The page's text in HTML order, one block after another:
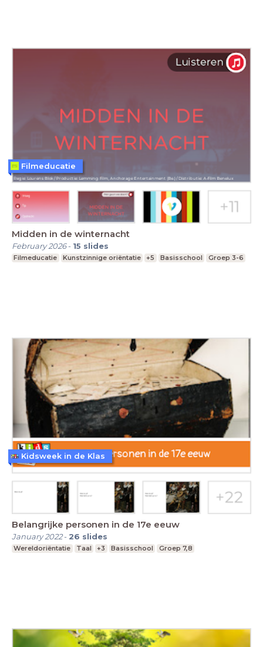
Midden in de winternacht
February 2026- 15 slides
Filmeducatie Kunstzinnige oriëntatie +5 Basisschool Groep 3-6
Filmeducatie
Belangrijke personen in de 17e eeuw
January 2022- 26 slides
Wereldoriëntatie Taal +3 Basisschool Groep 7,8
Kidsweek in de Klas